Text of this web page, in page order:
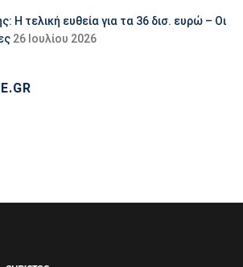
Η τελική ευθεία για τα 36 δισ. ευρώ – Οι
26 Ιουλίου 2026